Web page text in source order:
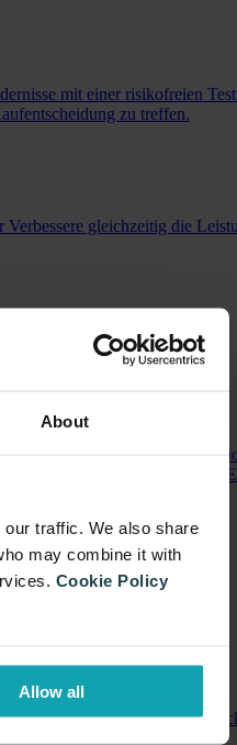
About
traffic. We also share
may combine it with
Cookie Policy
Allow all
mit einer risikofreien
zu treffen.
Verbessere gleichzeitig die
Sicherheit mit robuster
Kunden mit Marken-Updates in
von